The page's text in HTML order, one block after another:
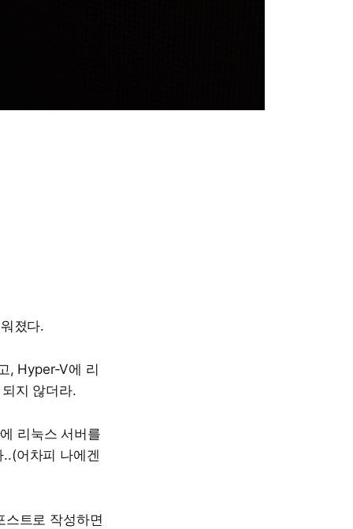
졌다.
, Hyper-V에 리
지 않더라.
리눅스 서버를
어차피 나에겐
스트로 작성하면